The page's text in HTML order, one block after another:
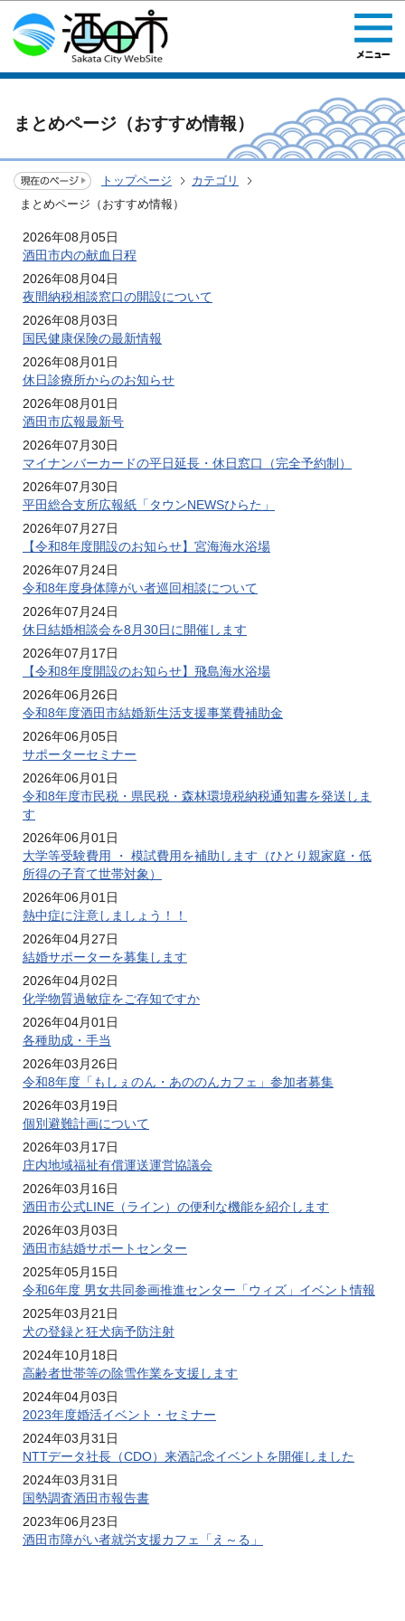
このページの本文へ移動
まとめページ（おすすめ情報）
トップページ
カテゴリ
まとめページ（おすすめ情報）
2026年08月05日
酒田市内の献血日程
2026年08月04日
夜間納税相談窓口の開設について
2026年08月03日
国民健康保険の最新情報
2026年08月01日
休日診療所からのお知らせ
2026年08月01日
酒田市広報最新号
2026年07月30日
マイナンバーカードの平日延長・休日窓口（完全予約制）
2026年07月30日
平田総合支所広報紙「タウンNEWSひらた」
2026年07月27日
【令和8年度開設のお知らせ】宮海海水浴場
2026年07月24日
令和8年度身体障がい者巡回相談について
2026年07月24日
休日結婚相談会を8月30日に開催します
2026年07月17日
【令和8年度開設のお知らせ】飛島海水浴場
2026年06月26日
令和8年度酒田市結婚新生活支援事業費補助金
2026年06月05日
サポーターセミナー
2026年06月01日
令和8年度市民税・県民税・森林環境税納税通知書を発送しま
す
2026年06月01日
大学等受験費用 ・ 模試費用を補助します（ひとり親家庭・低
所得の子育て世帯対象）
2026年06月01日
熱中症に注意しましょう！！
2026年04月27日
結婚サポーターを募集します
2026年04月02日
化学物質過敏症をご存知ですか
2026年04月01日
各種助成・手当
2026年03月26日
令和8年度「もしぇのん・あののんカフェ」参加者募集
2026年03月19日
個別避難計画について
2026年03月17日
庄内地域福祉有償運送運営協議会
2026年03月16日
酒田市公式LINE（ライン）の便利な機能を紹介します
2026年03月03日
酒田市結婚サポートセンター
2025年05月15日
令和6年度 男女共同参画推進センター「ウィズ」イベント情報
2025年03月21日
犬の登録と狂犬病予防注射
2024年10月18日
高齢者世帯等の除雪作業を支援します
2024年04月03日
2023年度婚活イベント・セミナー
2024年03月31日
NTTデータ社長（CDO）来酒記念イベントを開催しました
2024年03月31日
国勢調査酒田市報告書
2023年06月23日
酒田市障がい者就労支援カフェ「え～る」